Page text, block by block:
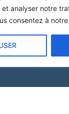
et analyser notre
consentez à